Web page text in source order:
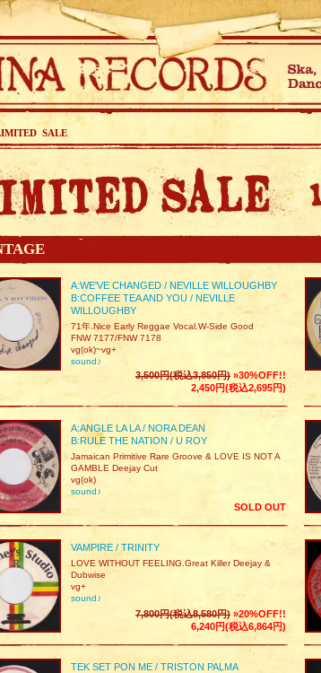
SALE
A:WE'VE CHANGED / NEVILLE WILLOUGHBY
B:COFFEE TEA AND YOU / NEVILLE
WILLOUGHBY
71年.Nice Early Reggae Vocal.W-Side Good
FNW 7177/FNW 7178
vg(ok)~vg+
sound♪
3,500円(税込3,850円) »30%OFF!!
2,450円(税込2,695円)
A:ANGLE LA LA / NORA DEAN
B:RULE THE NATION / U ROY
Jamaican Primitive Rare Groove & LOVE IS NOT A
GAMBLE Deejay Cut
vg(ok)
sound♪
SOLD OUT
VAMPIRE / TRINITY
LOVE WITHOUT FEELING.Great Killer Deejay &
Dubwise
vg+
sound♪
7,800円(税込8,580円) »20%OFF!!
6,240円(税込6,864円)
TEK SET PON ME / TRISTON PALMA